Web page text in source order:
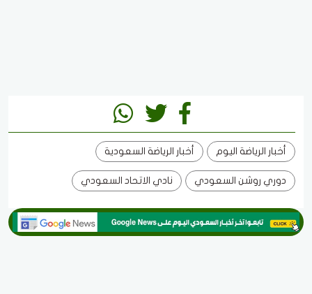
أخبار الرياضة اليوم أخبار الرياضة السعودية
دوري روشن السعودي نادي الاتحاد السعودي